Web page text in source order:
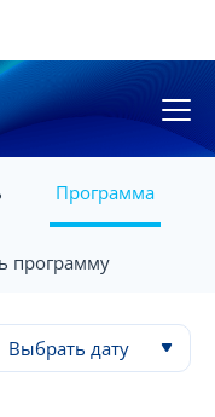
Программа
программу
Выбрать дату